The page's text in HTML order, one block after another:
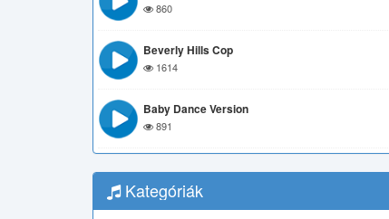
860
Beverly Hills Cop
1614
Baby Dance Version
891
Kategóriák